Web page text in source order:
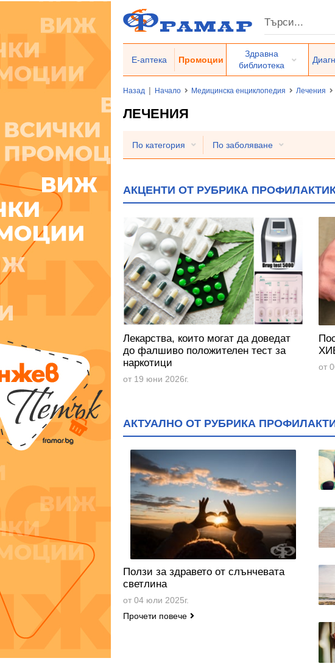
Е-аптека Промоции
Здравна
библиотека
Назад | Начало Медицинска енциклопедия Лечения
ЛЕЧЕНИЯ
По категория По заболяване
АКЦЕНТИ ОТ РУБРИКА
Лекарства, които могат да доведат
до фалшиво положителен тест за
наркотици
от 19 юни 2026г.
от
АКТУАЛНО ОТ РУБРИКА
Ползи за здравето от слънчевата
светлина
от 04 юли 2025г.
Прочети повече